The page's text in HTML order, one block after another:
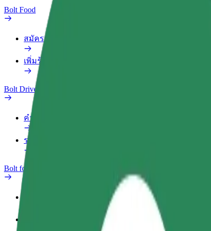
Bolt Food
สมัครเป็นคนส่งของ
เพิ่มร้านอาหารหรือร้านค้า
Bolt Drive
คำถามที่พบบ่อย
รายงานรถ
Bolt for Business